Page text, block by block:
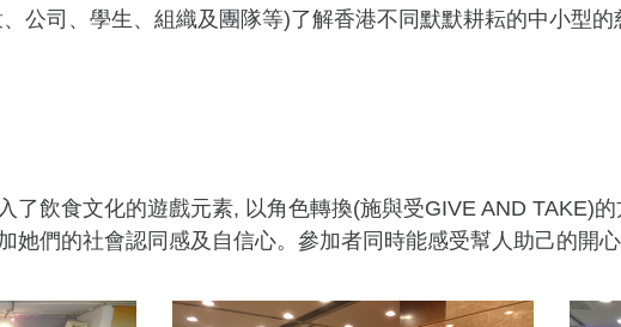
公司、學生、組織及團隊等)了解香港不同默默耕耘的中小型
了飲食文化的遊戲元素, 以角色轉換(施與受GIVE AND TAKE)
她們的社會認同感及自信心。參加者同時能感受幫人助己的開